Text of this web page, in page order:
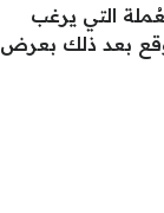
التي يرغب
بعد ذلك بعرض